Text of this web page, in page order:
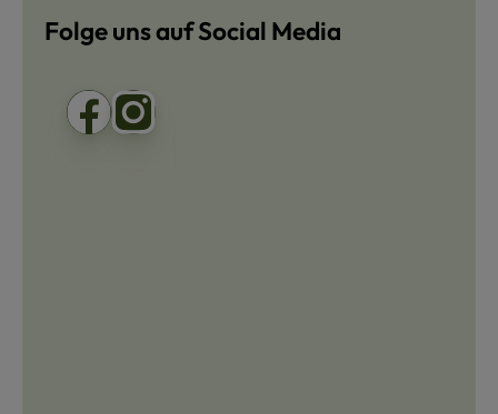
Folge uns auf Social Media